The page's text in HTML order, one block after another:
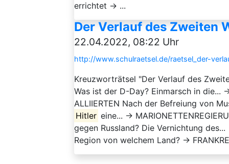
errichtet → ...
Der Verlauf des Zweiten
22.04.2022, 08:22 Uhr
http://www.schulraetsel.de/raetsel_der-
Kreuzworträtsel "Der Verlauf des
Was ist der D-Day? Einmarsch in die...
ALLIIERTEN Nach der Befreiung von
Hitler eine... →
gegen Russland? Die Vernichtung
Region von welchem Land? →